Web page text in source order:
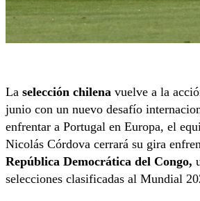
La selección chilena vuelve a la
junio con un nuevo desafío
enfrentar a Portugal en Europa, el
Nicolás Córdova cerrará su gira
República Democrática del Congo,
selecciones clasificadas al Mundial